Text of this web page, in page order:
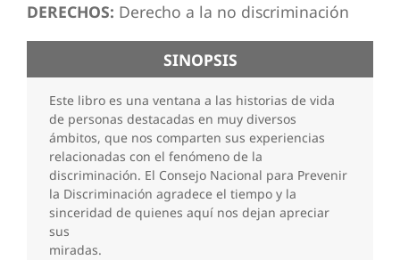
DERECHOS: Derecho a la no discriminación
SINOPSIS
Este libro es una ventana a las historias de vida
de personas destacadas en muy diversos
ámbitos, que nos comparten sus experiencias
relacionadas con el fenómeno de la
discriminación. El Consejo Nacional para Prevenir
la Discriminación agradece el tiempo y la
sinceridad de quienes aquí nos dejan apreciar
sus
miradas.